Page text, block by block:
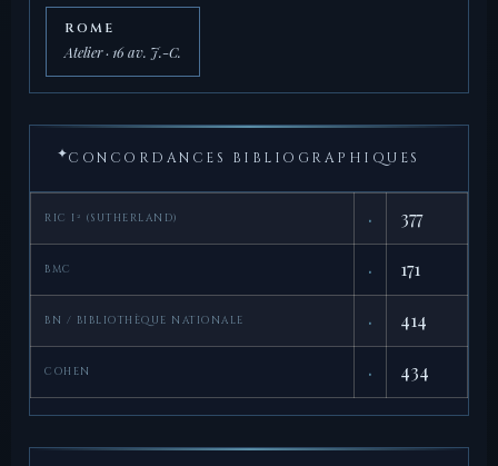
ROME
Atelier · 16 av. J.-C.
✦CONCORDANCES BIBLIOGRAPHIQUES
RIC I² (SUTHERLAND) · 377
BMC · 171
BN / BIBLIOTHÈQUE NATIONALE · 414
COHEN · 434